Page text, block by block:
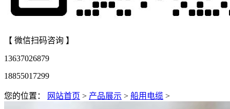
【 微信扫码咨询 】
13637026879
18855017299
您的位置： 网站首页 > 产品展示 > 船用电缆 >